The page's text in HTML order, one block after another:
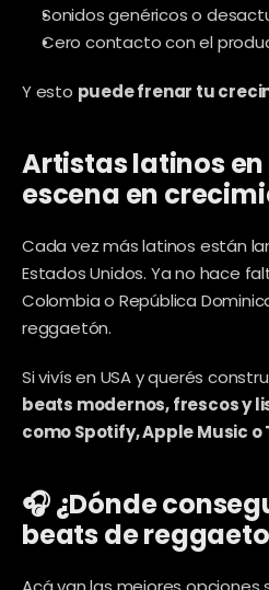
Sonidos genéricos o
Cero contacto con el
Y esto puede frenar tu
Artistas latinos en
escena en
Cada vez más latinos están
Estados Unidos. Ya no hace
Colombia o República
reggaetón.
Si vivís en USA y querés
beats modernos, frescos y
como Spotify, Apple Music o
🎧 ¿Dónde
beats de